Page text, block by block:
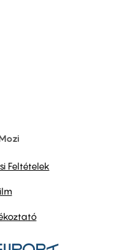
Feltételek